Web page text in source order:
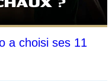
a choisi ses 11